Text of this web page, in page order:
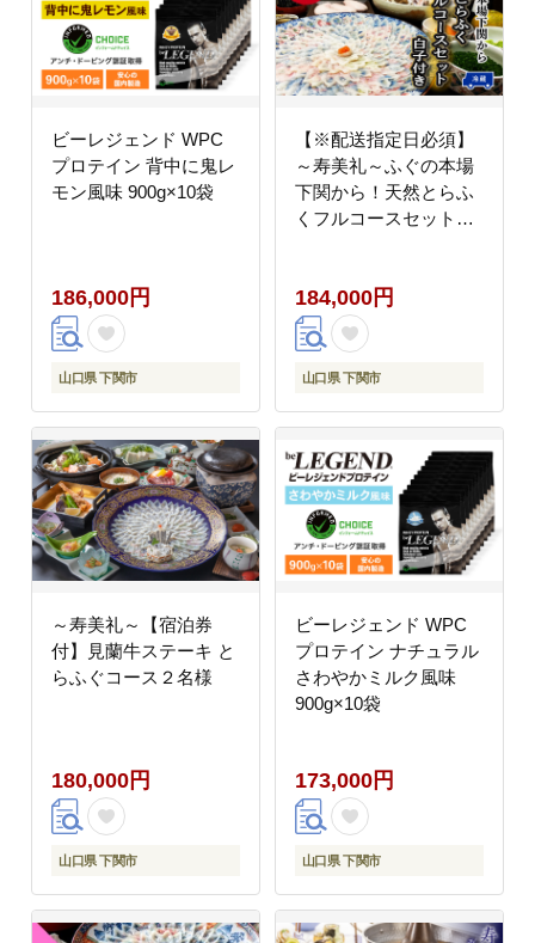
ビーレジェンド WPC
プロテイン 背中に鬼レ
モン風味 900g×10袋
186,000円
山口県 下関市
【※配送指定日必須】
～寿美礼～ふぐの本場
下関から！天然とらふ
くフルコースセット
184,000円
山口県 下関市
～寿美礼～【宿泊券
付】見蘭牛ステーキ と
らふぐコース２名様
180,000円
山口県 下関市
ビーレジェンド WPC
プロテイン ナチュラル
さわやかミルク風味
900g×10袋
173,000円
山口県 下関市